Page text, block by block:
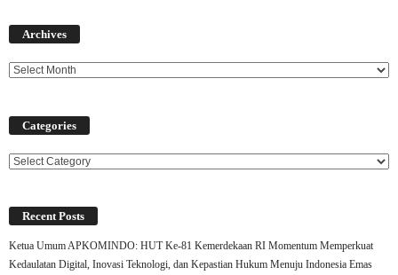
Archives
Categories
Categories
Recent Posts
Ketua Umum APKOMINDO: HUT Ke-81 Kemerdekaan RI Momentum Memperkuat
Kedaulatan Digital, Inovasi Teknologi, dan Kepastian Hukum Menuju Indonesia Emas